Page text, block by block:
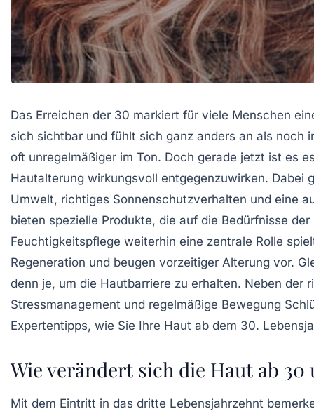
Das Erreichen der 30 markiert für viele Menschen
sich sichtbar und fühlt sich ganz anders an als noch
oft unregelmäßiger im Ton. Doch gerade jetzt ist es
Hautalterung wirkungsvoll entgegenzuwirken. Dabei
Umwelt, richtiges Sonnenschutzverhalten und eine
bieten spezielle Produkte, die auf die Bedürfnisse
Feuchtigkeitspflege weiterhin eine zentrale Rolle
Regeneration und beugen vorzeitiger Alterung vor.
denn je, um die Hautbarriere zu erhalten. Neben
Stressmanagement und regelmäßige Bewegung
Expertentipps, wie Sie Ihre Haut ab dem 30.
Wie verändert sich die Haut ab
Mit dem Eintritt in das dritte Lebensjahrzehnt